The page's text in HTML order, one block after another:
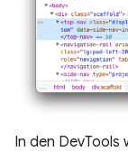
In den